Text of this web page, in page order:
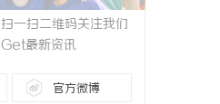
扫一扫二维码关注我们
Get最新资讯
官方微博